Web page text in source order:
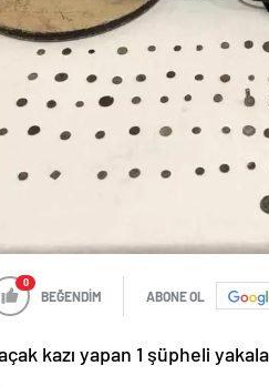
0
BEĞENDİM ABONE OL
kazı yapan 1 şüpheli